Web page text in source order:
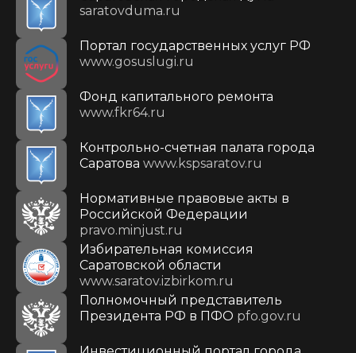
saratovduma.ru
Портал государственных услуг РФ
www.gosuslugi.ru
Фонд капитального ремонта
www.fkr64.ru
Контрольно-счетная палата города
Саратова www.kspsaratov.ru
Нормативные правовые акты в
Российской Федерации
pravo.minjust.ru
Избирательная комиссия
Саратовской области
www.saratov.izbirkom.ru
Полномочный представитель
Президента РФ в ПФО pfo.gov.ru